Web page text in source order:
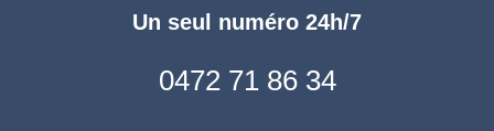
Un seul numéro 24h/7
0472 71 86 34